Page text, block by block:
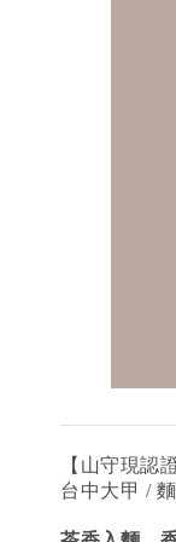
【山守現認
台中大甲 /